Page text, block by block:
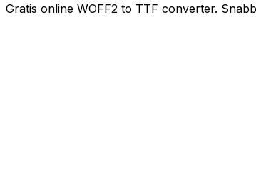
Gratis online WOFF2 to TTF converter.